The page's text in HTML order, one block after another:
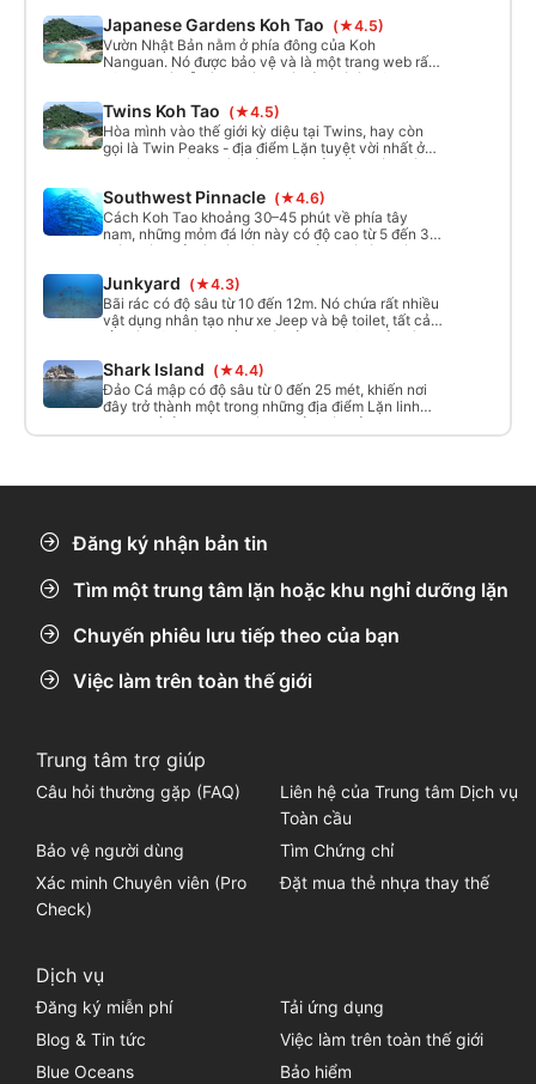
và độ sâu 30 đến 40 mét có thể được tìm thấy khi
bơi một đoạn ngắn về phía Tây.
Japanese Gardens Koh Tao (★4.5)
Vườn Nhật Bản nằm ở phía đông của Koh
Nanguan. Nó được bảo vệ và là một trang web rất
yên tĩnh và dễ dàng. Vùng cát tắt. Đó là một trang
đảo dần dần ngày càng sâu hơn và bạn có thể Lặn
dọc theo hòn đảo về phía bắc. Độ sâu dao động từ
vài mét đến khoảng 16 mét.
Twins Koh Tao (★4.5)
Hòa mình vào thế giới kỳ diệu tại Twins, hay còn
gọi là Twin Peaks - địa điểm Lặn tuyệt vời nhất ở
Koh Tao! Khám phá 2 tảng đá khổng lồ dưới nước
mọi cấp độ. Lý tưởng để chụp ảnh dưới nước tuyệt
đẹp với khả năng hiển thị tốt liên tục. Đừng bỏ lỡ
viên ngọc quý này gần Koh Nangyuan!
Southwest Pinnacle (★4.6)
Cách Koh Tao khoảng 30–45 phút về phía tây
nam, những mỏm đá lớn này có độ cao từ 5 đến 30
mét. Đáy biển là cát với những tảng đá lớn phía
sống của các sinh vật nhỏ. Phần nông hơn của các
mỏm đá được bao phủ bởi những đàn hải quỳ tuyệt
đẹp.
Junkyard (★4.3)
Bãi rác có độ sâu từ 10 đến 12m. Nó chứa rất nhiều
vật dụng nhân tạo như xe Jeep và bệ toilet, tất cả
đều là môi trường sống mới của sinh vật biển, vì
Shark Island (★4.4)
Đảo Cá mập có độ sâu từ 0 đến 25 mét, khiến nơi
đây trở thành một trong những địa điểm Lặn linh
hoạt nhất ở Koh Tao. Dòng chảy có thể mạnh xung
quanh địa điểm này nhưng thợ lặn thường có thể
Đăng ký nhận bản tin
Tìm một trung tâm lặn hoặc khu nghỉ dưỡng lặn
Chuyến phiêu lưu tiếp theo của bạn
Việc làm trên toàn thế giới
Trung tâm trợ giúp
Câu hỏi thường gặp (FAQ)
Liên hệ của Trung tâm Dịch vụ
Toàn cầu
Bảo vệ người dùng
Tìm Chứng chỉ
Xác minh Chuyên viên (Pro
Check)
Đặt mua thẻ nhựa thay thế
Dịch vụ
Đăng ký miễn phí
Tải ứng dụng
Blog & Tin tức
Việc làm trên toàn thế giới
Blue Oceans
Bảo hiểm